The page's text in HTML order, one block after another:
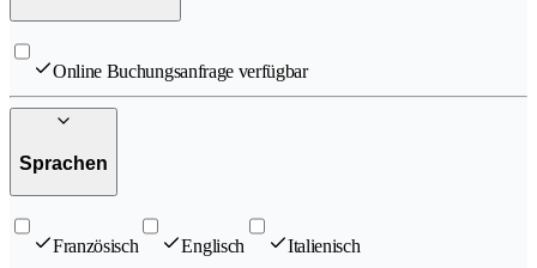
Online Buchungsanfrage verfügbar
Sprachen
Französisch Englisch Italienisch